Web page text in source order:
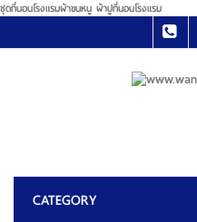
ชุดที่นอนโรงแรมผ้าขนหนู ผ้าปูที่นอนโรงแรม